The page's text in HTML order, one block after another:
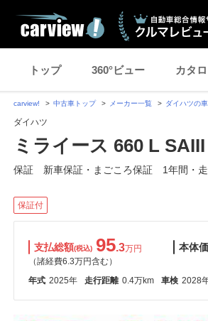
トップ 360°ビュー カタ
carview! 中古車トップ メーカー一覧 ダイハツの
ダイハツ
ミライース 660 L SAIII
保証 新車保証・まごころ保証 1年間・走
保証付
支払総額(税込) 95.3万円
（諸経費6.3万円含む）
本体
年式 2025年 走行距離 0.4万km 車検 2028